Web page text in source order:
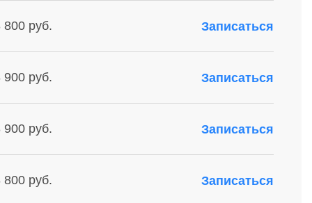
800 руб. Записаться
900 руб. Записаться
900 руб. Записаться
800 руб. Записаться